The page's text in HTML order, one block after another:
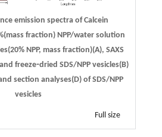
emission spectra of Calcein
fraction) NPP/water solution
NPP, mass fraction)(A), SAXS
freeze⁃dried SDS/NPP vesicles(B)
section analyses(D) of SDS/NPP
vesicles
Full size